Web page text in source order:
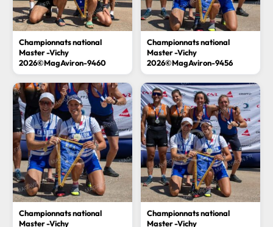
Championnats national
Master -Vichy
2026©MagAviron-9460
Championnats national
Master -Vichy
2026©MagAviron-9456
Championnats national
Master -Vichy
Championnats national
Master -Vichy